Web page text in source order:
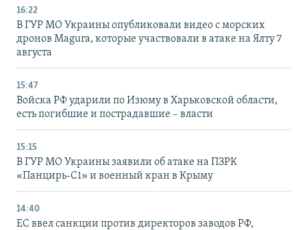
16:22
В ГУР МО Украины опубликовали видео с морских
дронов Magura, которые участвовали в атаке на Ялту 7
августа
15:47
Войска РФ ударили по Изюму в Харьковской области,
есть погибшие и пострадавшие – власти
15:15
В ГУР МО Украины заявили об атаке на ПЗРК
«Панцирь-С1» и военный кран в Крыму
14:40
ЕС ввел санкции против директоров заводов РФ,